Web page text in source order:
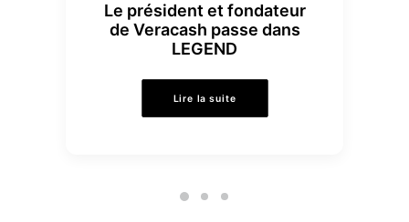
Le président et fondateur
de Veracash passe dans
LEGEND
Lire la suite